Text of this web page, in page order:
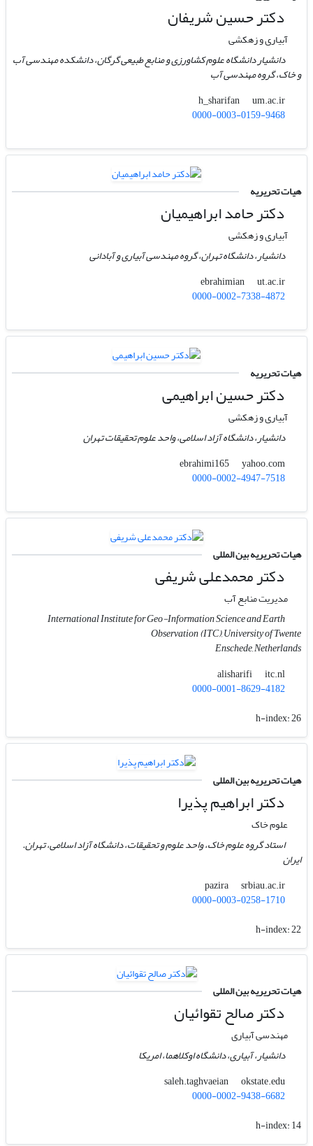
دکتر حسین شریفان
آبیاری و زهکشی
دانشیار دانشگاه علوم کشاورزی و منابع طبیعی گرگان، دانشکده مهندسی آب
و خاک، گروه مهندسی آب
h_sharifan
um.ac.ir
0000-0003-0159-9468
هیات تحریریه
دکتر حامد ابراهیمیان
آبیاری و زهکشی
دانشیار، دانشگاه تهران، گروه مهندسی آبیاری و آبادانی
ebrahimian
ut.ac.ir
0000-0002-7338-4872
هیات تحریریه
دکتر حسین ابراهیمی
آبیاری و زهکشی
دانشیار، دانشگاه آزاد اسلامی، واحد علوم تحقیقات تهران
ebrahimi165
yahoo.com
0000-0002-4947-7518
هیات تحریریه بین المللی
دکتر محمدعلی شریفی
مدیریت منابع آب
International Institute for Geo-Information Science and Earth
Observation (ITC), University of Twente
Enschede, Netherlands
alisharifi
itc.nl
0000-0001-8629-4182
h-index:26
هیات تحریریه بین المللی
دکتر ابراهیم پذیرا
علوم خاک
استاد گروه علوم خاک، واحد علوم و تحقیقات، دانشگاه آزاد اسلامی، تهران.
ایران
pazira
srbiau.ac.ir
0000-0003-0258-1710
h-index:22
هیات تحریریه بین المللی
دکتر صالح تقوائیان
مهندسی آبیاری
دانشیار، آبیاری، دانشگاه اوکلاهما، امریکا
saleh.taghvaeian
okstate.edu
0000-0002-9438-6682
h-index:14